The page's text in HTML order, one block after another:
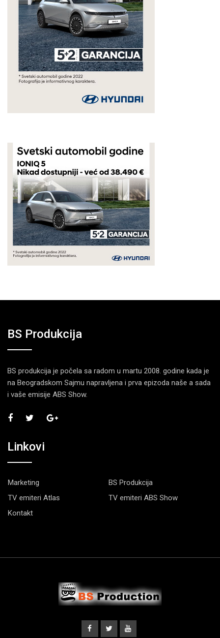
BS Produkcija
BS produkcija je počela sa radom u martu 2008. godine kada je
na Beogradskom Sajmu napravljena i prva epizoda naše a sada
i vaše emisije ABS Show.
Linkovi
Marketing
BS Produkcija
TV emiteri Atlas
TV emiteri ABS Show
Kontakt